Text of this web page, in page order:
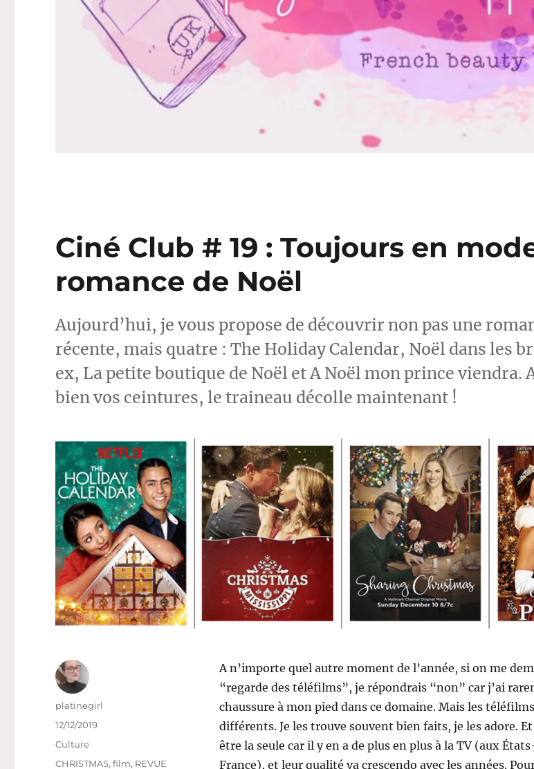
Ciné Club # 19 : Toujours en
romance de Noël
Aujourd’hui, je vous propose de découvrir non pas une
récente, mais quatre : The Holiday Calendar, Noël dans les
ex, La petite boutique de Noël et A Noël mon prince viendra.
bien vos ceintures, le traineau décolle maintenant !
A n’importe quel autre moment de l’année, si on me
“regarde des téléfilms”, je répondrais “non” car j’ai
chaussure à mon pied dans ce domaine. Mais les
différents. Je les trouve souvent bien faits, je les adore.
être la seule car il y en a de plus en plus à la TV (aux
France), et leur qualité va crescendo avec les années.
Auteur
platinegirl
Publié
12/12/2019
Catégories
Culture
Étiquettes
CHRISTMAS,film, REVUE